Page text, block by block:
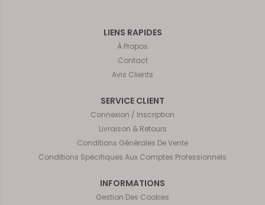
LIENS RAPIDES
À Propos
Contact
Avis Clients
SERVICE CLIENT
Connexion / Inscription
Livraison & Retours
Conditions Générales De Vente
Conditions Spécifiques Aux Comptes Professionnels
INFORMATIONS
Gestion Des Cookies